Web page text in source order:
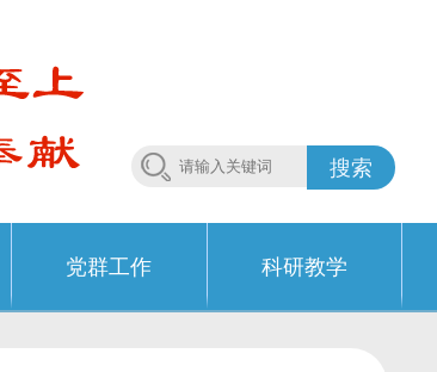
搜索
党群工作 科研教学